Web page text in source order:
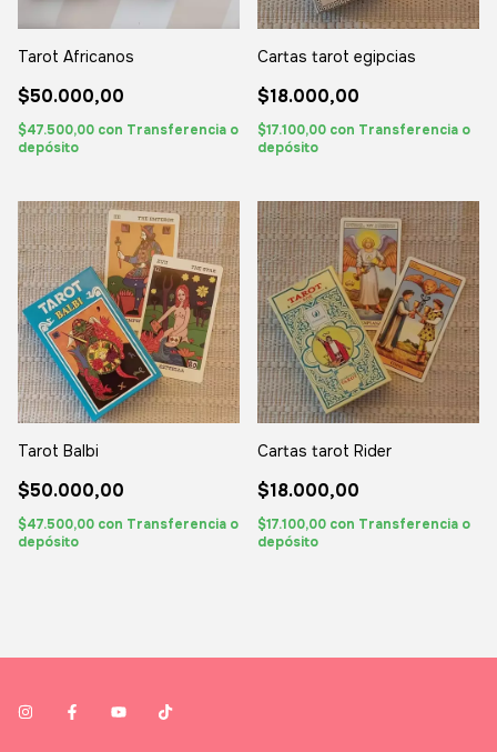
Tarot Africanos
$50.000,00
$47.500,00 con Transferencia o
depósito
Cartas tarot egipcias
$18.000,00
$17.100,00 con Transferencia o
depósito
Tarot Balbi
$50.000,00
$47.500,00 con Transferencia o
depósito
Cartas tarot Rider
$18.000,00
$17.100,00 con Transferencia o
depósito